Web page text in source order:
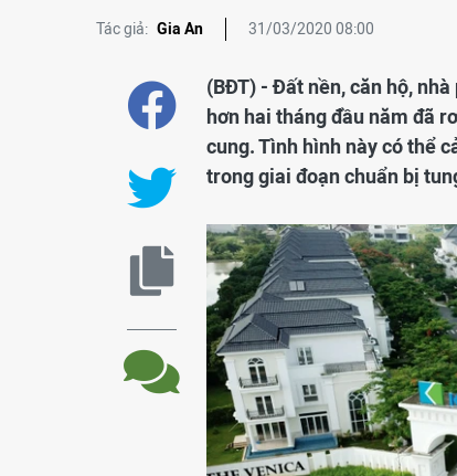
Tác giả: Gia An 31/03/2020 08:00
(BĐT) - Đất nền, căn hộ,
hơn hai tháng đầu năm đã
cung. Tình hình này có thể
trong giai đoạn chuẩn bị